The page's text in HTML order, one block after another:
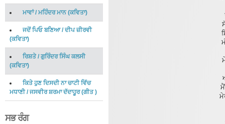
ਮਾਵਾਂ/ ਮਹਿੰਦਰ ਮਾਨ(ਕਵਿਤਾ)
ਜਦੋਂ ਪਿਓ ਬਣਿਆ/ਦੀਪ ਜ਼ੀਰਵੀ
(ਕਵਿਤਾ)
ਰਿਸ਼ਤੇ/ ਗੁਰਿੰਦਰ ਸਿੰਘ ਕਲਸੀ
(ਕਵਿਤਾ)
ਕਿਤੇ ਹੁਣ ਦਿਸਦੀ ਨਾ ਚਾਟੀ ਵਿੱਚ
ਮਧਾਣੀ/ਜਸਵੀਰ ਸ਼ਰਮਾ ਦੱਦਾਹੂਰ(ਗੀਤ)
ਸਭ ਰੰਗ